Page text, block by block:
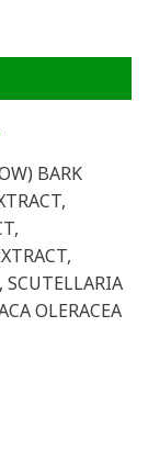
BARK
OLERACEA